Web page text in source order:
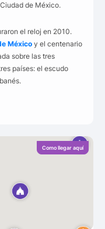
de México.
el reloj en 2010.
México y el centenario
sobre las tres
países: el escudo
Como llegar aquí